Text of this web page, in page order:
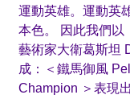
運動英雄。運動英
本色。 因此我們以
藝術家大衛葛斯坦
成：＜鐵馬御風
Champion ＞表現